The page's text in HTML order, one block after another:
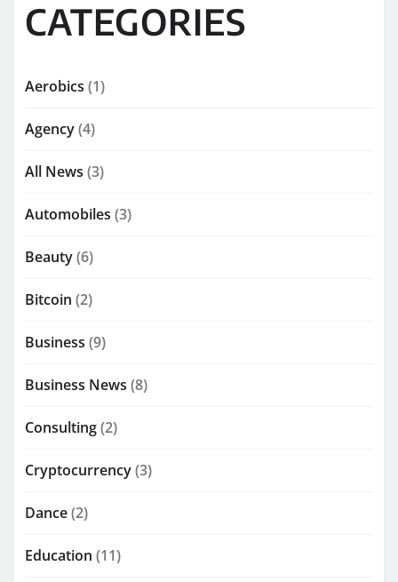
CATEGORIES
Aerobics (1)
Agency(4)
All News (3)
Automobiles (3)
Beauty(6)
Bitcoin (2)
Business (9)
Business News (8)
Consulting(2)
Cryptocurrency(3)
Dance(2)
Education (11)